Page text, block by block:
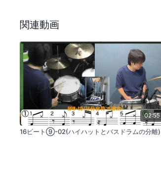
関連動画
02:55
16ビート⑨-02(ハイハットとバスドラムの分離)